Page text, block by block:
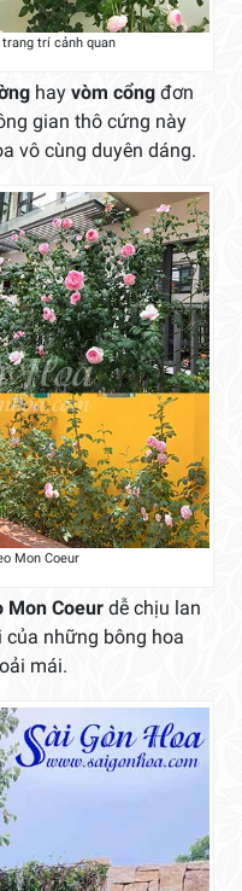
trang trí cảnh quan
hay vòm cổng đơn
gian thô cứng này
vô cùng duyên dáng.
Mon Coeur
Mon Coeur dễ chịu lan
những bông hoa
mái.